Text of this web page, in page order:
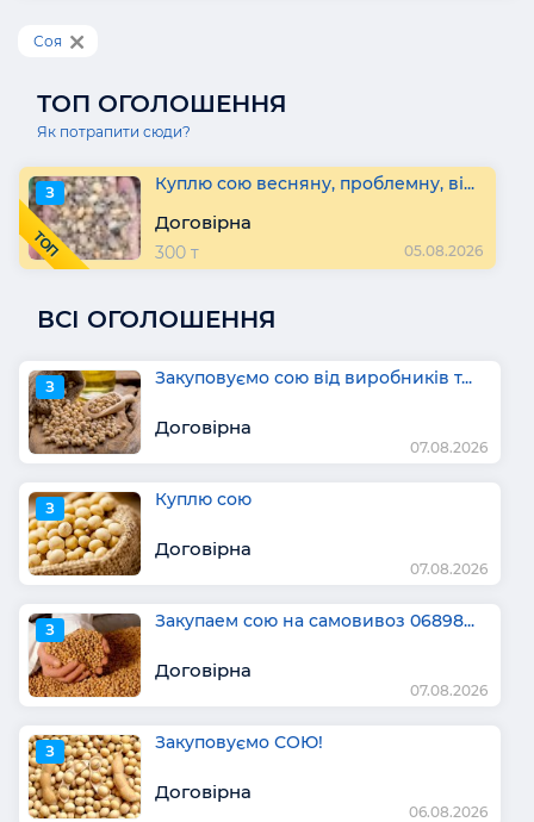
Соя
ТОП ОГОЛОШЕННЯ
Як потрапити сюди?
ТОП
З Куплю сою весняну, проблемну, ві...
Договірна
300 т 05.08.2026
ВСІ ОГОЛОШЕННЯ
З Закуповуємо сою від виробників т...
Договірна
07.08.2026
З Куплю сою
Договірна
07.08.2026
З Закупаем сою на самовивоз 06898...
Договірна
07.08.2026
З Закуповуємо СОЮ!
Договірна
06.08.2026